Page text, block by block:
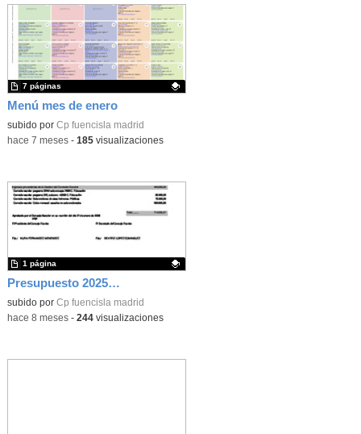
Menú mes de enero
Contenido educativo.
subido por Cp fuencisla madrid
7 páginas
-hace 7 meses- 185visualizaciones
Presupuesto 2025. Ingresos
Contenido educativo.
subido por Cp fuencisla madrid
1 página
-hace 8 meses- 244visualizaciones